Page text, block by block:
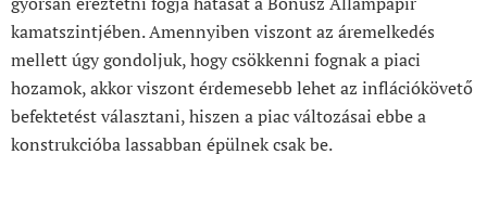
kamatszintjében. Amennyiben viszont az áremelkedés
mellett úgy gondoljuk, hogy csökkenni fognak a piaci
hozamok, akkor viszont érdemesebb lehet az inflációkövető
befektetést választani, hiszen a piac változásai ebbe a
konstrukcióba lassabban épülnek csak be.